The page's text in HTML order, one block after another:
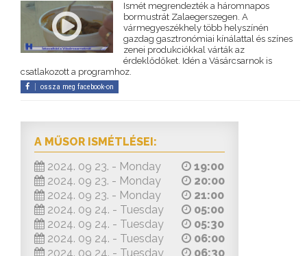
Ismét megrendezték a háromnapos
bormustrát Zalaegerszegen. A
vármegyeszékhely több helyszínén
gazdag gasztronómiai kínálattal és színes
zenei produkciókkal várták az
érdeklődőket. Idén a Vásárcsarnok is
csatlakozott a programhoz.
ossza meg facebook-on
A MŰSOR ISMÉTLÉSEI:
2024. 09 23. - Monday
19:00
2024. 09 23. - Monday
20:00
2024. 09 23. - Monday
21:00
2024. 09 24. - Tuesday
05:00
2024. 09 24. - Tuesday
05:30
2024. 09 24. - Tuesday
06:00
2024. 09 24. - Tuesday
06:30